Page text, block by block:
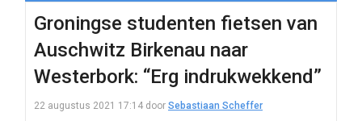
Groningse studenten fietsen van
Auschwitz Birkenau naar
Westerbork: “Erg indrukwekkend”
22 augustus 2021 17:14 door Sebastiaan Scheffer